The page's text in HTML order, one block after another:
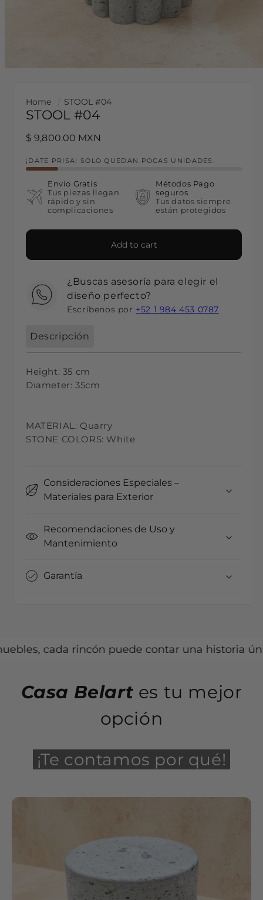
Home STOOL #04
STOOL #04
Regular price
$ 9,800.00 MXN
¡DATE PRISA! SOLO QUEDAN POCAS UNIDADES.
Envío Gratis
Tus piezas llegan
rápido y sin
complicaciones
Métodos Pago
seguros
Tus datos siempre
están protegidos
Add to cart
¿Buscas asesoría para elegir el
diseño perfecto?
Escríbenos por +52 1 984 453 0787
Descripción
Height: 35 cm
Diameter: 35cm
MATERIAL: Quarry
STONE COLORS: White
Consideraciones Especiales –
Materiales para Exterior
Recomendaciones de Uso y
Mantenimiento
Garantía
rincón puede contar una historia única.
Casa Belart es tu mejor
opción
¡Te contamos por qué!